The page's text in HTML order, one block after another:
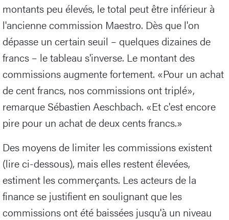
montants peu élevés, le total peut être inférieur à
l'ancienne commission Maestro. Dès que l'on
dépasse un certain seuil – quelques dizaines de
francs – le tableau s'inverse. Le montant des
commissions augmente fortement. «Pour un achat
de cent francs, nos commissions ont triplé»,
remarque Sébastien Aeschbach. «Et c'est encore
pire pour un achat de deux cents francs.»
Des moyens de limiter les commissions existent
(lire ci-dessous), mais elles restent élevées,
estiment les commerçants. Les acteurs de la
finance se justifient en soulignant que les
commissions ont été baissées jusqu'à un niveau